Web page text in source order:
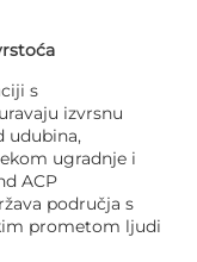
s
izvrsnu
udubina,
ugradnje i
ACP
područja s
prometom ljudi